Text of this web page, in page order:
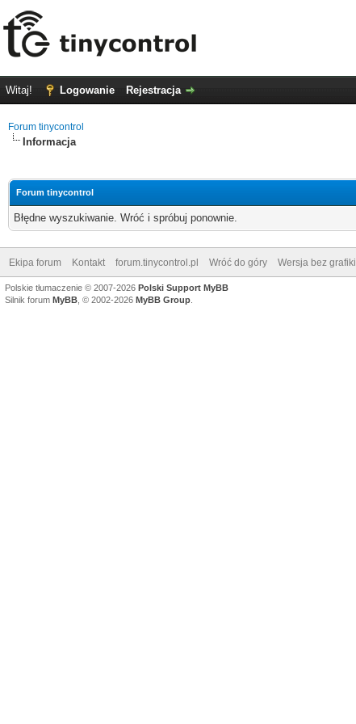
Witaj! Logowanie Rejestracja
Forum tinycontrol
Informacja
Forum tinycontrol
Błędne wyszukiwanie. Wróć i spróbuj ponownie.
Ekipa forum Kontakt forum.tinycontrol.pl Wróć do góry Wersja bez grafiki
Polskie tłumaczenie © 2007-2026 Polski Support MyBB
Silnik forum MyBB , © 2002-2026 MyBB Group